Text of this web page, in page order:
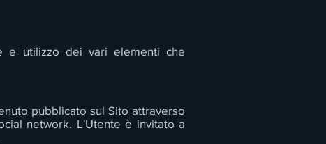
e utilizzo dei vari elementi che
pubblicato sul Sito attraverso
network. L'Utente è invitato a